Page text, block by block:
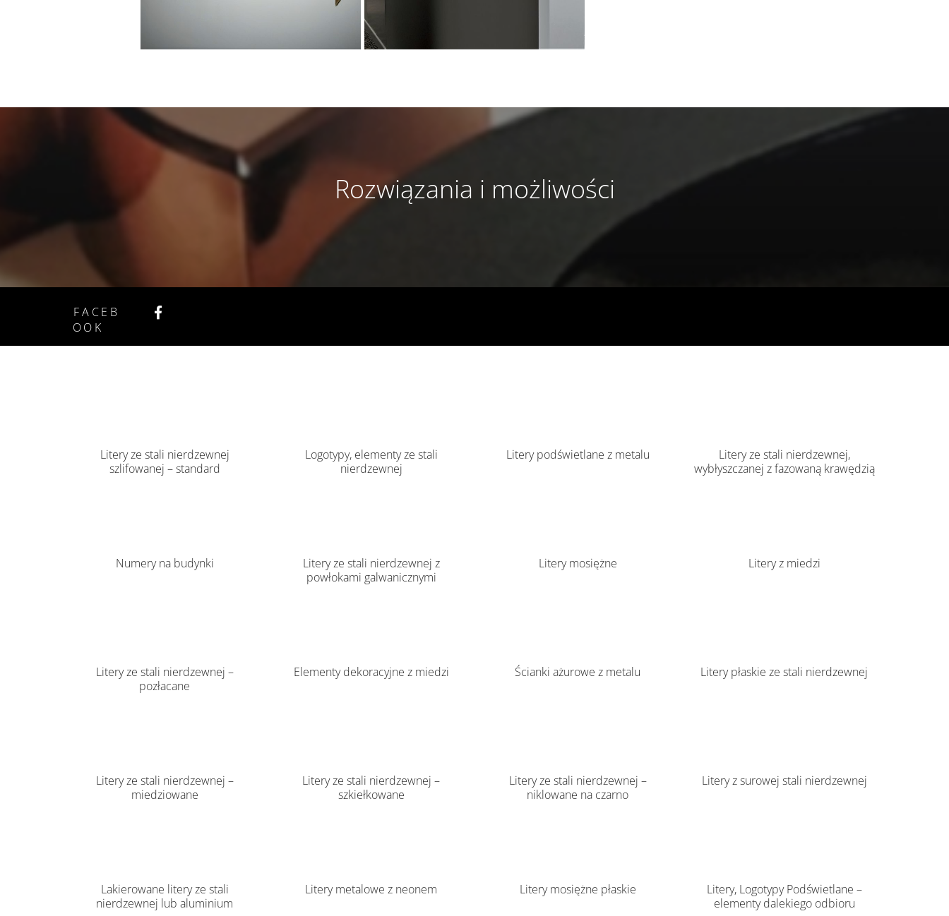
Rozwiązania i możliwości
FACEB
OOK
Litery ze stali nierdzewnej
szlifowanej – standard
Logotypy, elementy ze stali
nierdzewnej
Litery podświetlane z metalu
Litery ze stali nierdzewnej,
wybłyszczanej z fazowaną krawędzią
Numery na budynki
Litery ze stali nierdzewnej z
powłokami galwanicznymi
Litery mosiężne Litery z miedzi
Litery ze stali nierdzewnej –
pozłacane
Elementy dekoracyjne z miedzi Ścianki ażurowe z metalu Litery płaskie ze stali nierdzewnej
Litery ze stali nierdzewnej –
miedziowane
Litery ze stali nierdzewnej –
szkiełkowane
Litery ze stali nierdzewnej –
niklowane na czarno
Litery z surowej stali nierdzewnej
Lakierowane litery ze stali
nierdzewnej lub aluminium
Litery metalowe z neonem Litery mosiężne płaskie
Litery, Logotypy Podświetlane –
elementy dalekiego odbioru